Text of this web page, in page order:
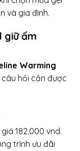
và gia đình.
giữ ấm
Warming
hỏi cần được
182.000 vnd.
trình ưu đãi